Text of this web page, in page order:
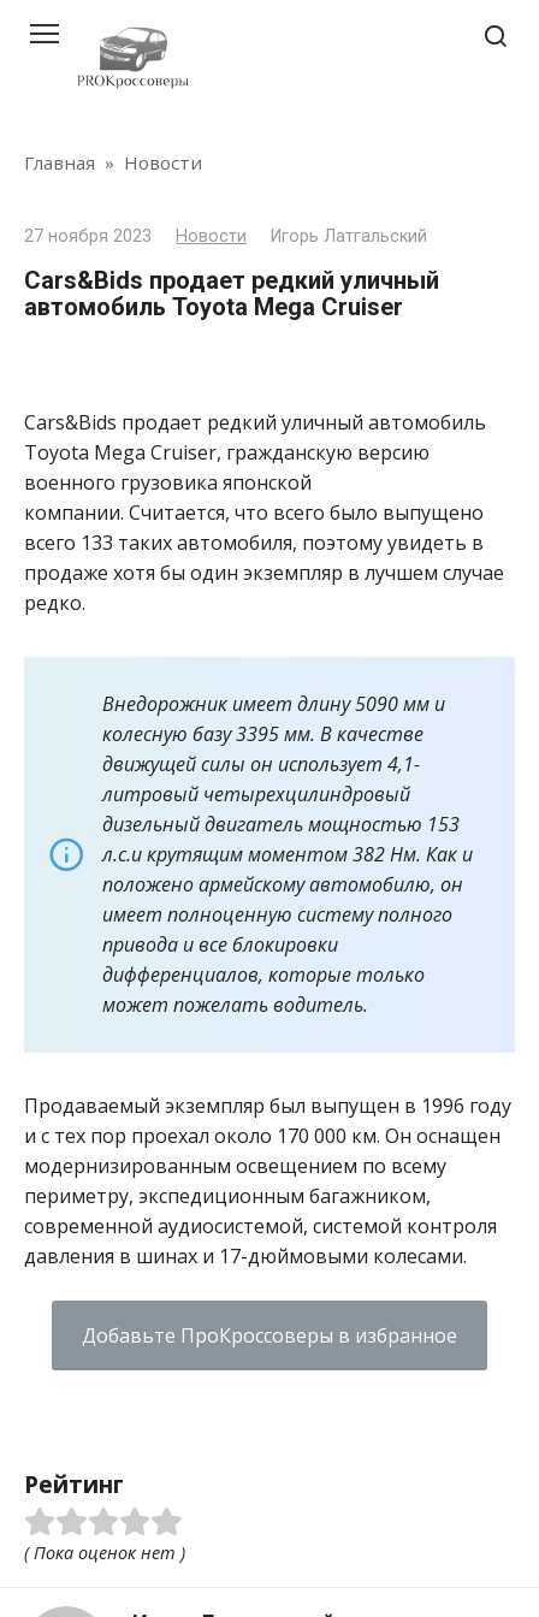
контенту
Главная » Новости
27 ноября 2023 Новости Игорь Латгальский
Cars&Bids продает редкий уличный
автомобиль Toyota Mega Cruiser
Cars&Bids продает редкий уличный автомобиль
Toyota Mega Cruiser, гражданскую версию
военного грузовика японской
компании. Считается, что всего было выпущено
всего 133 таких автомобиля, поэтому увидеть в
продаже хотя бы один экземпляр в лучшем случае
редко.
Внедорожник имеет длину 5090 мм и
колесную базу 3395 мм. В качестве
движущей силы он использует 4,1-
литровый четырехцилиндровый
дизельный двигатель мощностью 153
л.с.и крутящим моментом 382 Нм. Как и
положено армейскому автомобилю, он
имеет полноценную систему полного
привода и все блокировки
дифференциалов, которые только
может пожелать водитель.
Продаваемый экземпляр был выпущен в 1996 году
и с тех пор проехал около 170 000 км. Он оснащен
модернизированным освещением по всему
периметру, экспедиционным багажником,
современной аудиосистемой, системой контроля
давления в шинах и 17-дюймовыми колесами.
Добавьте ПроКроссоверы в избранное
Рейтинг
( Пока оценок нет )